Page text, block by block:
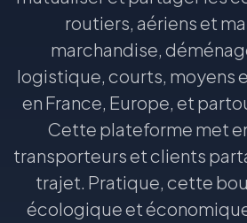
routiers, aériens et
marchandise,
logistique, courts, moyens
en France, Europe, et
Cette plateforme met
transporteurs et clients
trajet. Pratique, cette
écologique et